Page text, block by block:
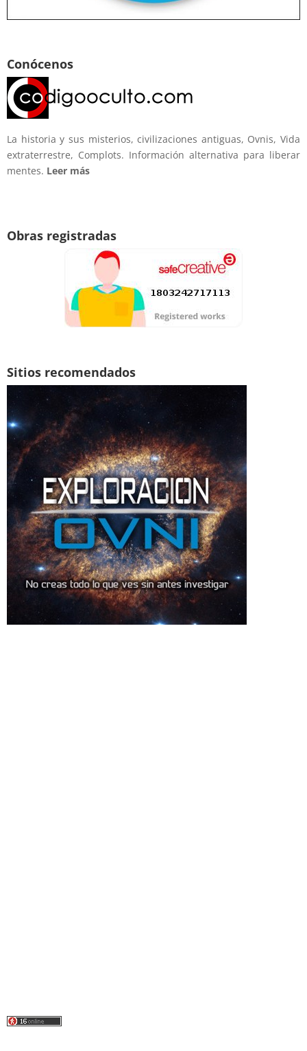
Conócenos
La historia y sus misterios, civilizaciones antiguas, Ovnis, Vida
extraterrestre, Complots. Información alternativa para liberar
mentes. Leer más
Obras registradas
Sitios recomendados